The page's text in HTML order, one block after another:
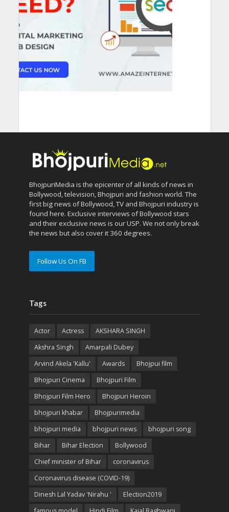
BhojpuriMedia is the epicenter of all kinds of news in
Bollywood, television, Bhojpuri and fashion world. The
first big news of Bollywood, TV and Bhojpuri industry is
found here. Exclusive interviews of Bollywood stars
and their exclusive news is our USP. We not only break
the news but also cover it 360 degrees.
Follow Us On FB
Tags
Actor Actress
AKSHARA SINGH
Akshra Singh
Amarpali Dubey
Arvind Akela 'Kallu'
Awards
Bhojpui film
Bhojpuri Cinema
Bhojpuri Film
Bhojpuri Film Hero
Bhojpuri Heroin
bhojpuri khabar
Bhojpurimedia
bhojpuri media
bhojpuri news
bhojpuri song
Bihar
Bihar Election
Bollywood
Chief minister of Bihar
coronavirus
Coronavirus disease (COVID-19)
Dinesh Lal Yadav 'Nirahu '
Election2019